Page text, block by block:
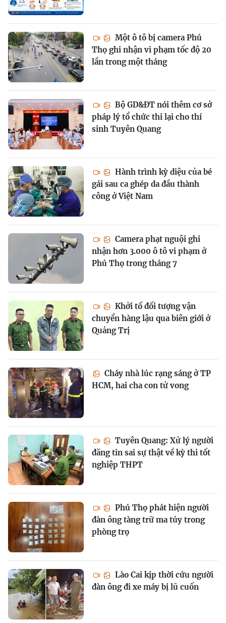
Một ô tô bị camera Phú
Thọ ghi nhận vi phạm tốc độ 20
lần trong một tháng
Bộ GD&ĐT nói thêm cơ sở
pháp lý tổ chức thi lại cho thí
sinh Tuyên Quang
Hành trình kỳ diệu của bé
gái sau ca ghép da đầu thành
công ở Việt Nam
Camera phạt nguội ghi
nhận hơn 3.000 ô tô vi phạm ở
Phú Thọ trong tháng 7
Khởi tố đối tượng vận
chuyển hàng lậu qua biên giới ở
Quảng Trị
Cháy nhà lúc rạng sáng ở TP
HCM, hai cha con tử vong
Tuyên Quang: Xử lý người
đăng tin sai sự thật về kỳ thi tốt
nghiệp THPT
Phú Thọ phát hiện người
đàn ông tàng trữ ma túy trong
phòng trọ
Lào Cai kịp thời cứu người
đàn ông đi xe máy bị lũ cuốn